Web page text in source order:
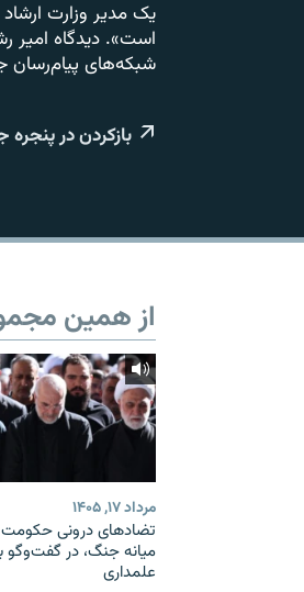
یک مدیر وزارت ارشاد
است». دیدگاه امیر
شبکه‌های پیام‌رسان
بازکردن در پنجره
از همین
مرداد ۱۷, ۱۴۰۵
تضادهای درونی حکومت
میانه جنگ، در گفت‌‌وگو
علمداری